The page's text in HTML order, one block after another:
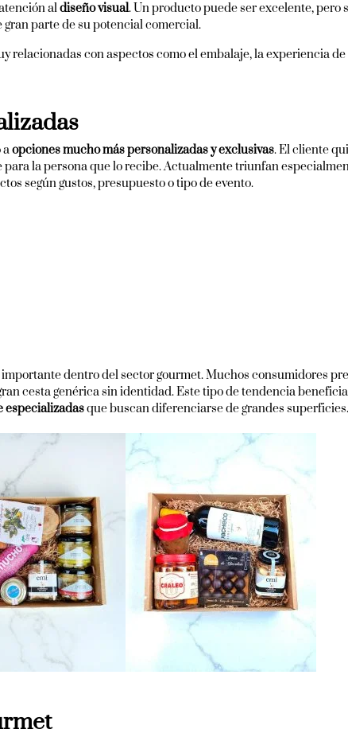
aldiseño visual. Un producto puede ser excelente, pero
parte de su potencial comercial.
relacionadas con aspectos como el embalaje, la experiencia
aopciones mucho más personalizadas y exclusivas. El cliente
la persona que lo recibe. Actualmente triunfan
según gustos, presupuesto o tipo de evento.
dentro del sector gourmet. Muchos consumidores
cesta genérica sin identidad. Este tipo de tendencia beneficia
especializadasque buscan diferenciarse de grandes superficies.